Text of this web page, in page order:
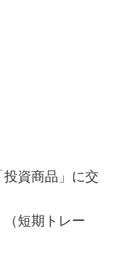
資商品」に交
短期トレー